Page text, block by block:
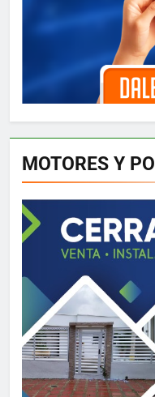
MOTORES Y